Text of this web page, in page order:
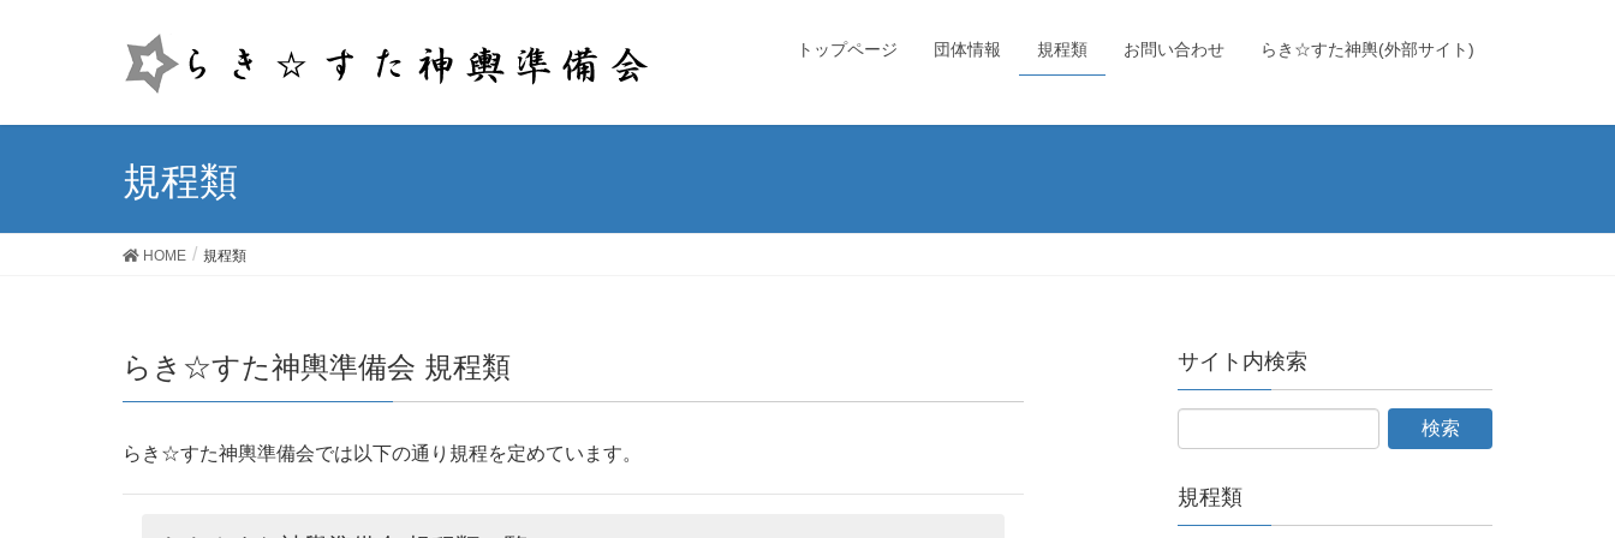
トップページ 団体情報 規程類 お問い合わせ らき☆すた神輿(外部サイト)
規程類
HOME 規程類
らき☆すた神輿準備会 規程類
らき☆すた神輿準備会では以下の通り規程を定めています。
サイト内検索
規程類